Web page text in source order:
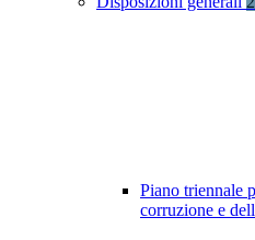
Piano triennale
corruzione e